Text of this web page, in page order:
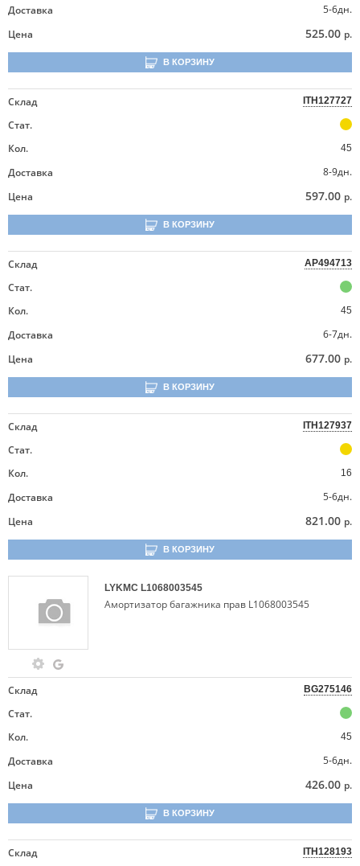
Доставка
5-6дн.
Цена
525.00 р.
В КОРЗИНУ
Склад ITH127727
Стат.
Кол.
45
Доставка
8-9дн.
Цена
597.00 р.
В КОРЗИНУ
Склад AP494713
Стат.
Кол.
45
Доставка
6-7дн.
Цена
677.00 р.
В КОРЗИНУ
Склад ITH127937
Стат.
Кол.
16
Доставка
5-6дн.
Цена
821.00 р.
В КОРЗИНУ
LYKMC L1068003545
Амортизатор багажника прав L1068003545
Склад BG275146
Стат.
Кол.
45
Доставка
5-6дн.
Цена
426.00 р.
В КОРЗИНУ
Склад ITH128193